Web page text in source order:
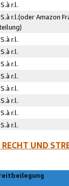
r.l.
r.l.(oder Amazon
r.l.
r.l.
r.l.
r.l.
r.l.
r.l.
r.l.
r.l.
UND